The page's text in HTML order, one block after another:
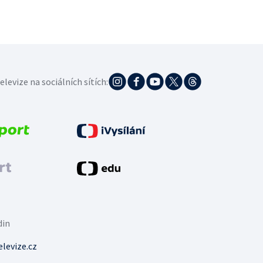
na sociálních sítích: